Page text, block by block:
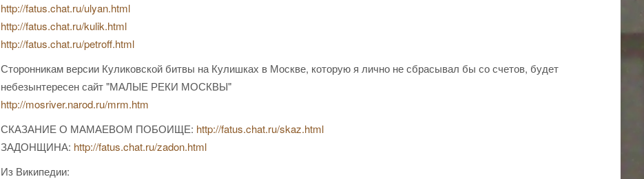
http://fatus.chat.ru/ulyan.html
http://fatus.chat.ru/kulik.html
http://fatus.chat.ru/petroff.html
Сторонникам версии Куликовской битвы на Кулишках в Москве, которую я лично не сбрасывал бы со счетов, будет
небезынтересен сайт "МАЛЫЕ РЕКИ МОСКВЫ"
http://mosriver.narod.ru/mrm.htm
СКАЗАНИЕ О МАМАЕВОМ ПОБОИЩЕ: http://fatus.chat.ru/skaz.html
ЗАДОНЩИНА: http://fatus.chat.ru/zadon.html
Из Википедии: